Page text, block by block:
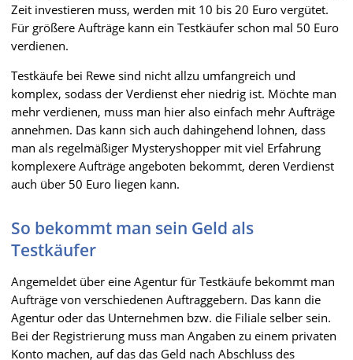
Zeit investieren muss, werden mit 10 bis 20 Euro vergütet.
Für größere Aufträge kann ein Testkäufer schon mal 50 Euro
verdienen.
Testkäufe bei Rewe sind nicht allzu umfangreich und
komplex, sodass der Verdienst eher niedrig ist. Möchte man
mehr verdienen, muss man hier also einfach mehr Aufträge
annehmen. Das kann sich auch dahingehend lohnen, dass
man als regelmäßiger Mysteryshopper mit viel Erfahrung
komplexere Aufträge angeboten bekommt, deren Verdienst
auch über 50 Euro liegen kann.
So bekommt man sein Geld als
Testkäufer
Angemeldet über eine Agentur für Testkäufe bekommt man
Aufträge von verschiedenen Auftraggebern. Das kann die
Agentur oder das Unternehmen bzw. die Filiale selber sein.
Bei der Registrierung muss man Angaben zu einem privaten
Konto machen, auf das das Geld nach Abschluss des